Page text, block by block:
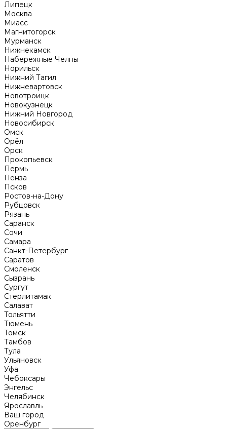
Липецк
Москва
Миасс
Магнитогорск
Мурманск
Нижнекамск
Набережные Челны
Норильск
Нижний Тагил
Нижневартовск
Новотроицк
Новокузнецк
Нижний Новгород
Новосибирск
Омск
Орёл
Орск
Прокопьевск
Пермь
Пенза
Псков
Ростов-на-Дону
Рубцовск
Рязань
Саранск
Сочи
Самара
Санкт-Петербург
Саратов
Смоленск
Сызрань
Сургут
Стерлитамак
Салават
Тольятти
Тюмень
Томск
Тамбов
Тула
Ульяновск
Уфа
Чебоксары
Энгельс
Челябинск
Ярославль
Ваш город
Оренбург